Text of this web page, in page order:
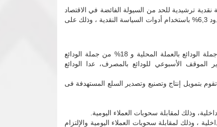
بمعدلات التضخم إلي حدود 25,9% في المتوسط بانتهاج سياسة نقدية ترشيدية للحد من السيولة الفائضة في الاقتصاد
وباستهداف معدل نمو إسمي فى عرض النقود فى حدود 15,3% للإسهام فى تحقيق معدل نمو حقيقي فى الناتج المحلي الإجمالي فى حدود 6,3% باستخدام أدوات السياسة النقدية ، وذلك على
. على المصارف الاحتفاظ بأرصدة نقدية لدى بنك السودان المركزي فى شكل احتياطي نقدي قانوني بنسبة 18% من جملة الودائع بالعملة المحلية و 18% من جملة الودائع
الموقف الأسبوعي للودائع بالمصرف، عدا الودائع
القانوني للمصارف التى تقوم بتمويل إنتاج وتصنيع وتصدير السلع المستهدفة فى
نقدية داخلية ، وذلك لمقابلة سحوبات العملاء اليومية والإلتزام